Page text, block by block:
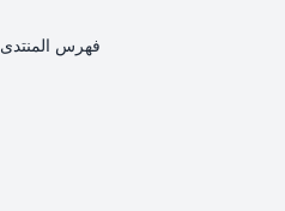
فهرس المنتدى